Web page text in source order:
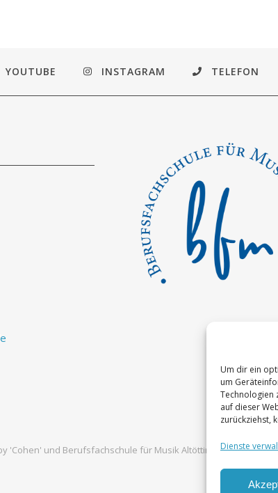
Um dir ein
um
Technologien
auf dieser
zurückziehst,
Dienste
YOUTUBE INSTAGRAM TELEFON
'Cohen' und Berufsfachschule für Musik Altötting 2026